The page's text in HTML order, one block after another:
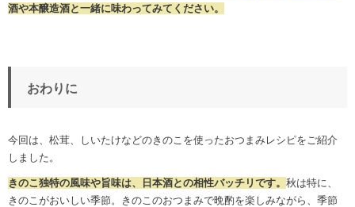
酒や本醸造酒と一緒に味わってみてください。
おわりに
今回は、松茸、しいたけなどのきのこを使ったおつまみレシピをご紹介
しました。
きのこ独特の風味や旨味は、日本酒との相性バッチリです。 秋は特に、
きのこがおいしい季節。きのこのおつまみで晩酌を楽しみながら、季節